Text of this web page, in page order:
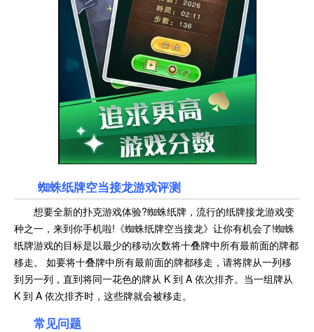
蜘蛛纸牌空当接龙游戏评测
想要全新的扑克游戏体验?蜘蛛纸牌，流行的纸牌接龙游戏变
种之一，来到你手机啦!《蜘蛛纸牌空当接龙》让你有机会了!蜘蛛
纸牌游戏的目标是以最少的移动次数将十叠牌中所有最前面的牌都
移走。 如要将十叠牌中所有最前面的牌都移走，请将牌从一列移
到另一列，直到将同一花色的牌从 K 到 A 依次排齐。当一组牌从
K 到 A 依次排齐时，这些牌就会被移走。
常见问题